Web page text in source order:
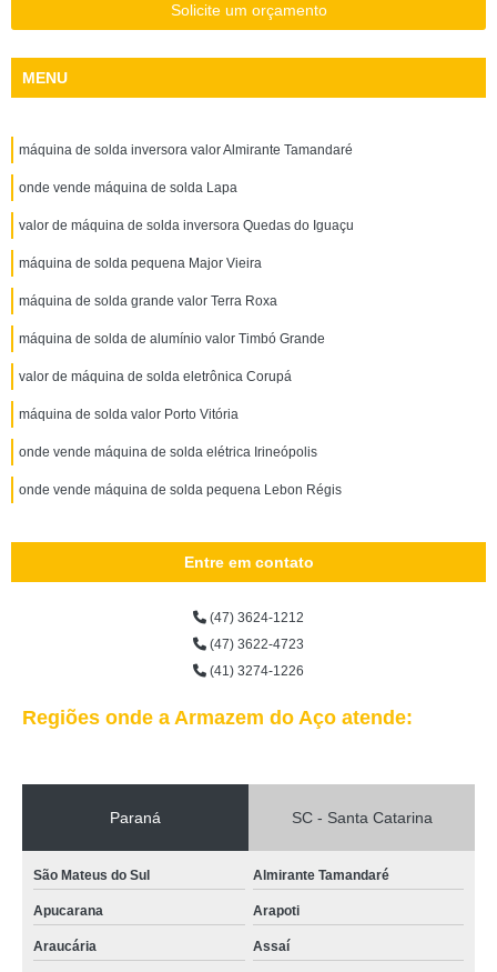
Solicite um orçamento
MENU
máquina de solda inversora valor Almirante Tamandaré
onde vende máquina de solda Lapa
valor de máquina de solda inversora Quedas do Iguaçu
máquina de solda pequena Major Vieira
máquina de solda grande valor Terra Roxa
máquina de solda de alumínio valor Timbó Grande
valor de máquina de solda eletrônica Corupá
máquina de solda valor Porto Vitória
onde vende máquina de solda elétrica Irineópolis
onde vende máquina de solda pequena Lebon Régis
Entre em contato
(47) 3624-1212
(47) 3622-4723
(41) 3274-1226
Regiões onde a Armazem do Aço atende:
Paraná SC - Santa Catarina
São Mateus do Sul Almirante Tamandaré
Apucarana Arapoti
Araucária Assaí